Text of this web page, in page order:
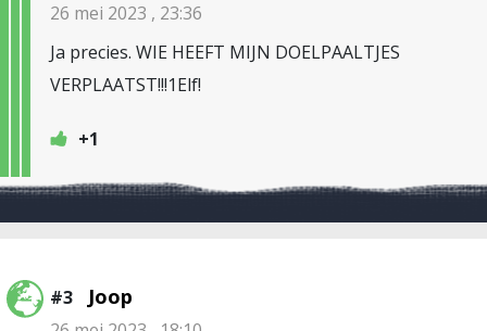
26 mei 2023 , 23:36
Ja precies. WIE HEEFT MIJN DOELPAALTJES
VERPLAATST!!!1Elf!
+1
#3 Joop